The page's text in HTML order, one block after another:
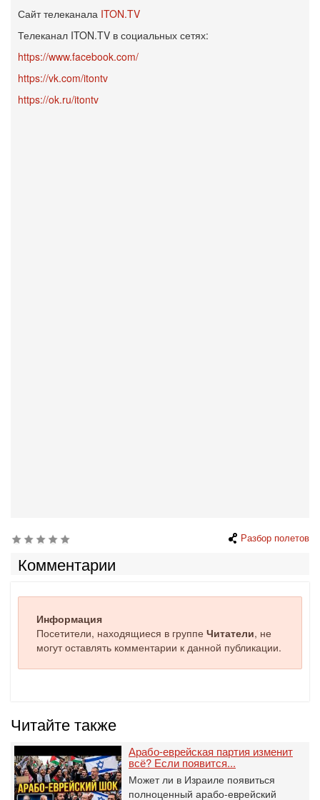
Сайт телеканала ITON.TV
Телеканал ITON.TV в социальных сетях:
https://www.facebook.com/
https://vk.com/itontv
https://ok.ru/itontv
Разбор полетов
Комментарии
Информация
Посетители, находящиеся в группе Читатели, не
могут оставлять комментарии к данной публикации.
Читайте также
Арабо-еврейская партия изменит
всё? Если появится...
Может ли в Израиле появиться
полноценный арабо-еврейский